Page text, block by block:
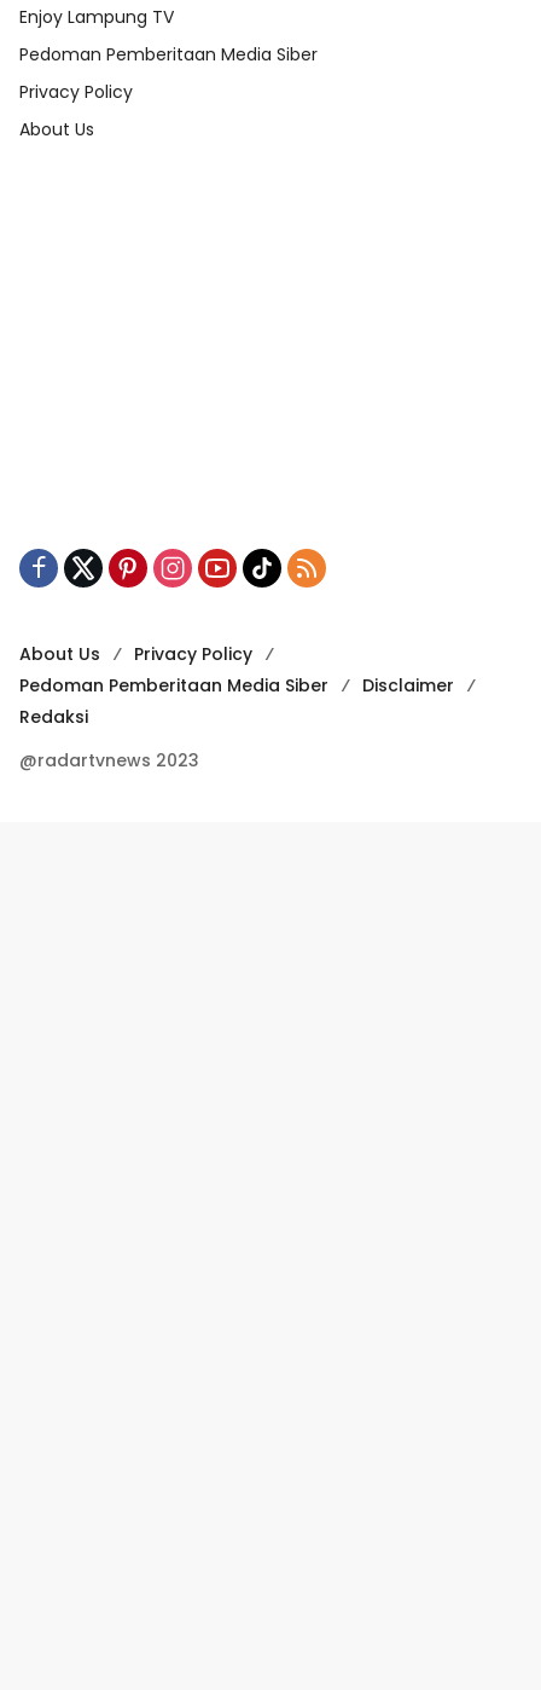
Enjoy Lampung TV
Pedoman Pemberitaan Media Siber
Privacy Policy
About Us
About Us
Privacy Policy
Pedoman Pemberitaan Media Siber
Disclaimer
Redaksi
@radartvnews 2023